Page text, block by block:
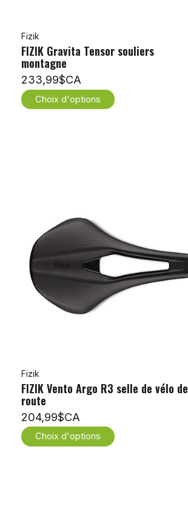
Fizik
FIZIK Gravita Tensor souliers
montagne
233,99$CA
Choix d'options
Fizik
FIZIK Vento Argo R3 selle de vélo de
route
204,99$CA
Choix d'options